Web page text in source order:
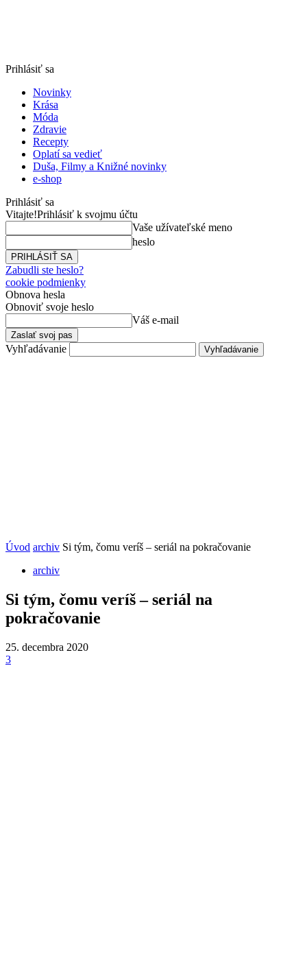
Prihlásiť sa
Novinky
Krása
Móda
Zdravie
Recepty
Oplatí sa vedieť
Duša, Filmy a Knižné novinky
e-shop
Prihlásiť sa
Vitajte!Prihlásiť k svojmu účtu
Vaše užívateľské meno
heslo
Zabudli ste heslo?
cookie podmienky
Obnova hesla
Obnoviť svoje heslo
Váš e-mail
Vyhľadávanie
Úvod archiv Si tým, čomu veríš – seriál na pokračovanie
archiv
Si tým, čomu veríš – seriál na
pokračovanie
25. decembra 2020
3